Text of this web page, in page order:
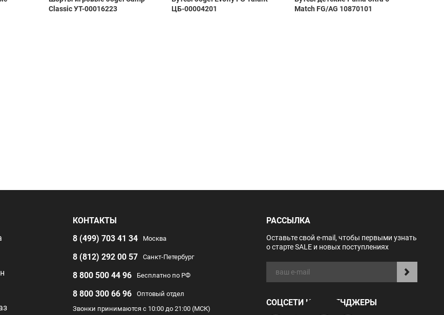
Classic УТ-00016223
ЦБ-00004201
Match FG/AG 10870101
КОНТАКТЫ
8 (499) 703 41 34
Москва
8 (812) 292 00 57 Санкт-Петербург
8 800 500 44 96 Бесплатно по РФ
8 800 300 66 96
Оптовый отдел
Звонки принимаются с 10:00 до 21:00 (МСК)
РАССЫЛКА
Оставьте свой e-mail, чтобы первыми узнать
о старте SALE и новых поступлениях
СОЦСЕТИ И МЕССЕНДЖЕРЫ